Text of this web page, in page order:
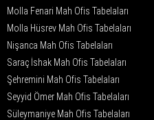
Molla Fenari Mah Ofis Tabelaları
Molla Hüsrev Mah Ofis Tabelaları
Nişanca Mah Ofis Tabelaları
Saraç İshak Mah Ofis Tabelaları
Şehremini Mah Ofis Tabelaları
Seyyid Ömer Mah Ofis Tabelaları
Süleymaniye Mah Ofis Tabelaları